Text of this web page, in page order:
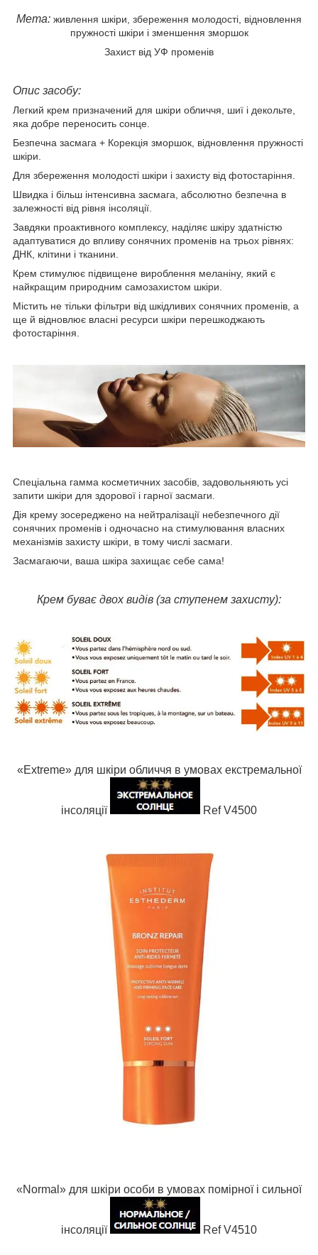
Мета: живлення шкіри, збереження молодості, відновлення
пружності шкіри і зменшення зморшок
Захист від УФ променів
Опис засобу:
Легкий крем призначений для шкіри обличчя, шиї і декольте,
яка добре переносить сонце.
Безпечна засмага + Корекція зморшок, відновлення пружності
шкіри.
Для збереження молодості шкіри і захисту від фотостаріння.
Швидка і більш інтенсивна засмага, абсолютно безпечна в
залежності від рівня інсоляції.
Завдяки проактивного комплексу, наділяє шкіру здатністю
адаптуватися до впливу сонячних променів на трьох рівнях:
ДНК, клітини і тканини.
Крем стимулює підвищене вироблення меланіну, який є
найкращим природним самозахистом шкіри.
Містить не тільки фільтри від шкідливих сонячних променів, а
ще й відновлює власні ресурси шкіри перешкоджають
фотостаріння.
Спеціальна гамма косметичних засобів, задовольняють усі
запити шкіри для здорової і гарної засмаги.
Дія крему зосереджено на нейтралізації небезпечного дії
сонячних променів і одночасно на стимулювання власних
механізмів захисту шкіри, в тому числі засмаги.
Засмагаючи, ваша шкіра захищає себе сама!
Крем буває двох видів (за ступенем захисту):
«Extreme» для шкіри обличчя в умовах екстремальної
інсоляції Ref V4500
«Normal» для шкіри особи в умовах помірної і сильної
інсоляції Ref V4510